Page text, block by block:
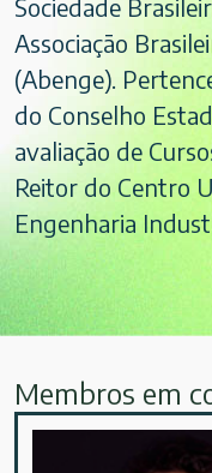
Sociedade
Associação
(Abenge).
do Conselho
avaliação de
Reitor do Centro
Engenharia
Membros em